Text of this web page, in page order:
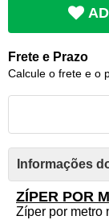
Frete e Prazo
Calcule o frete e o
Informações
ZÍPER POR
Zíper por metro